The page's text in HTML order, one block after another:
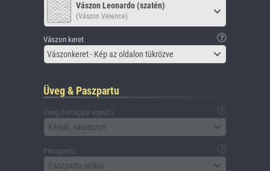
Vászon Leonardo (szatén)
(Vászon Velence)
Vászon keret
Vászonkeret - Kép az oldalon tükrözve
Üveg & Paszpartu
Üveg (hátlappal együtt)
Kérjük, válasszon
Paszpartu
Paszpartu nélkül